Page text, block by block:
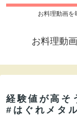
お料理動画を
お料理動
経験値が高そ
#はぐれメ